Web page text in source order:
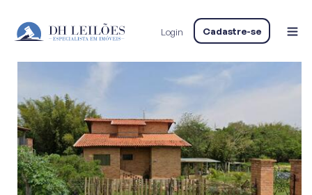
Login Cadastre-se
CASA EM CAPIVARI